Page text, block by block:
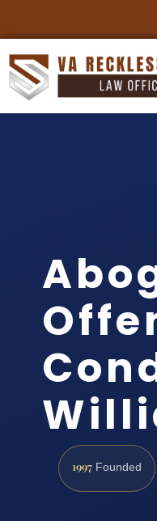
1997 Founded